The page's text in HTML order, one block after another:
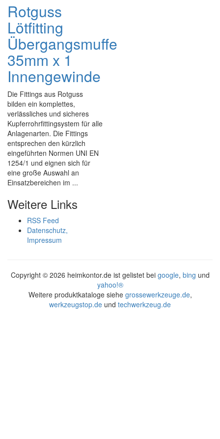
Rotguss
Lötfitting
Übergangsmuffe
35mm x 1
Innengewinde
Die Fittings aus Rotguss
bilden ein komplettes,
verlässliches und sicheres
Kupferrohrfittingsystem für alle
Anlagenarten. Die Fittings
entsprechen den kürzlich
eingeführten Normen UNI EN
1254/1 und eignen sich für
eine große Auswahl an
Einsatzbereichen im ...
Weitere Links
RSS Feed
Datenschutz,
Impressum
Copyright © 2026 heimkontor.de ist gelistet bei google, bing und
yahoo!®
Weitere produktkataloge siehe grossewerkzeuge.de,
werkzeugstop.de und techwerkzeug.de